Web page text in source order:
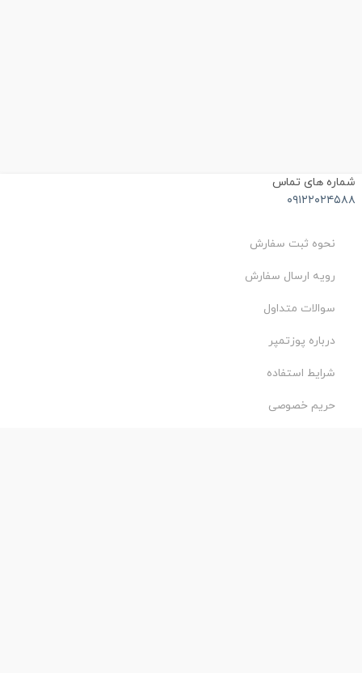
های تماس
نحوه ثبت سفارش
رویه ارسال سفارش
سوالات متداول
درباره پوزتمپر
شرایط استفاده
حریم خصوصی